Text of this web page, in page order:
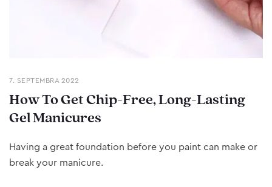
7. SEPTEMBRA 2022
How To Get Chip-Free, Long-Lasting
Gel Manicures
Having a great foundation before you paint can make or
break your manicure.